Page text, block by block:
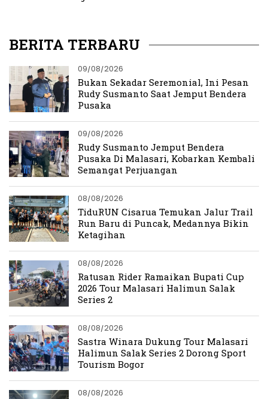
BERITA TERBARU
09/08/2026
Bukan Sekadar Seremonial, Ini Pesan
Rudy Susmanto Saat Jemput Bendera
Pusaka
09/08/2026
Rudy Susmanto Jemput Bendera
Pusaka Di Malasari, Kobarkan Kembali
Semangat Perjuangan
08/08/2026
TiduRUN Cisarua Temukan Jalur Trail
Run Baru di Puncak, Medannya Bikin
Ketagihan
08/08/2026
Ratusan Rider Ramaikan Bupati Cup
2026 Tour Malasari Halimun Salak
Series 2
08/08/2026
Sastra Winara Dukung Tour Malasari
Halimun Salak Series 2 Dorong Sport
Tourism Bogor
08/08/2026